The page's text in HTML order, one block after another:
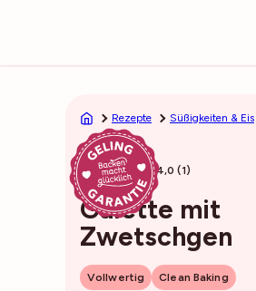
Rezepte Süßigkeiten & Eis
35min 4,0 (1)
Galette mit
Zwetschgen
Vollwertig Clean Baking